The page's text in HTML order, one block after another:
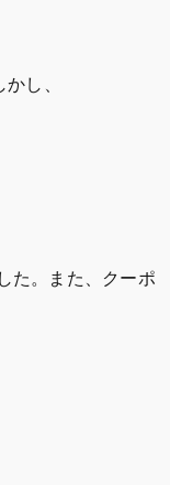
し、
た。また、クーポ